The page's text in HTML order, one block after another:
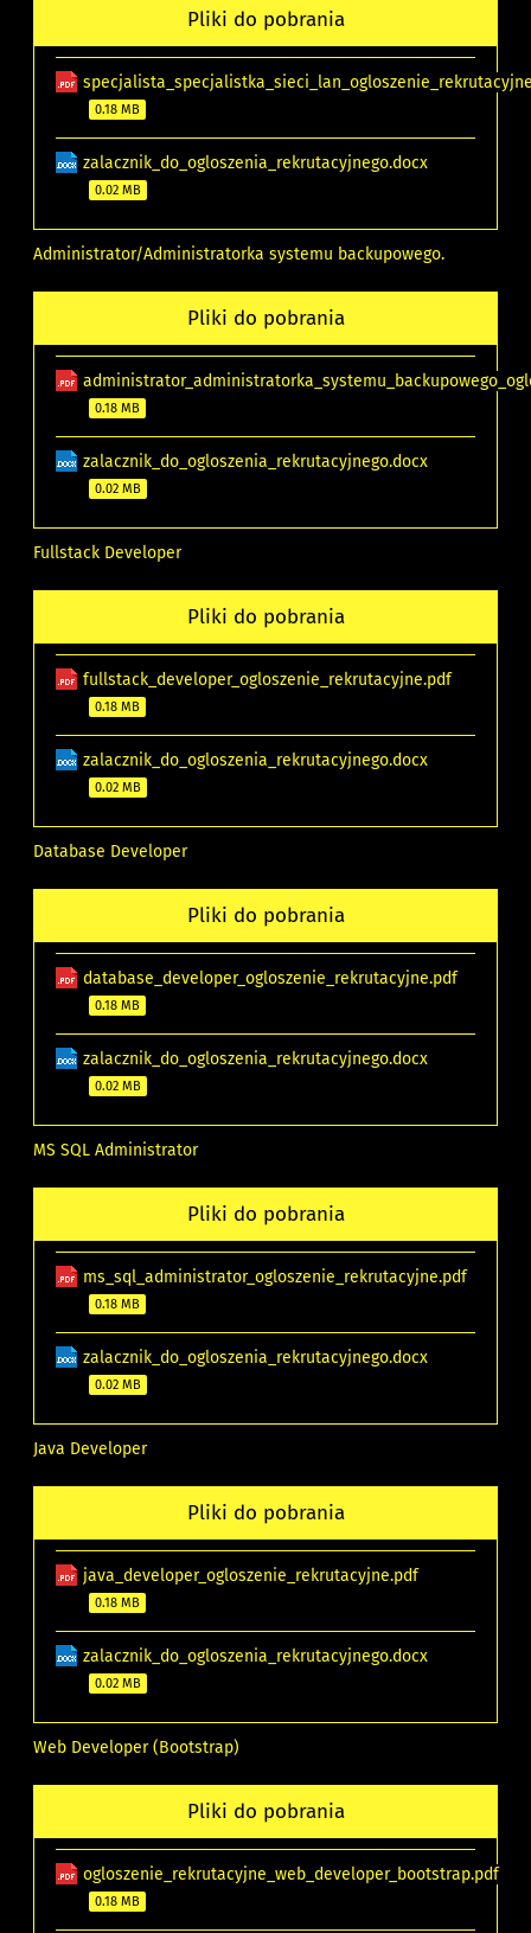
Pliki do pobrania
0.18 MB
zalacznik_do_ogloszenia_rekrutacyjnego.docx
0.02 MB
Administrator/Administratorka systemu backupowego.
Pliki do pobrania
0.18 MB
zalacznik_do_ogloszenia_rekrutacyjnego.docx
0.02 MB
Fullstack Developer
Pliki do pobrania
fullstack_developer_ogloszenie_rekrutacyjne.pdf
0.18 MB
zalacznik_do_ogloszenia_rekrutacyjnego.docx
0.02 MB
Database Developer
Pliki do pobrania
database_developer_ogloszenie_rekrutacyjne.pdf
0.18 MB
zalacznik_do_ogloszenia_rekrutacyjnego.docx
0.02 MB
MS SQL Administrator
Pliki do pobrania
ms_sql_administrator_ogloszenie_rekrutacyjne.pdf
0.18 MB
zalacznik_do_ogloszenia_rekrutacyjnego.docx
0.02 MB
Java Developer
Pliki do pobrania
java_developer_ogloszenie_rekrutacyjne.pdf
0.18 MB
zalacznik_do_ogloszenia_rekrutacyjnego.docx
0.02 MB
Web Developer (Bootstrap)
Pliki do pobrania
ogloszenie_rekrutacyjne_web_developer_bootstrap.pdf
0.18 MB